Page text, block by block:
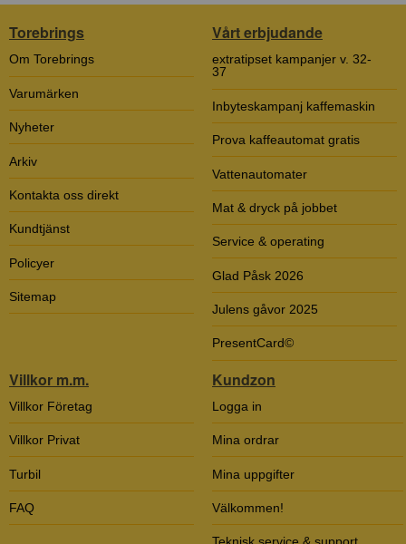
Torebrings
Om Torebrings
Varumärken
Nyheter
Arkiv
Kontakta oss direkt
Kundtjänst
Policyer
Sitemap
Vårt erbjudande
extratipset kampanjer v. 32-
37
Inbyteskampanj kaffemaskin
Prova kaffeautomat gratis
Vattenautomater
Mat & dryck på jobbet
Service & operating
Glad Påsk 2026
Julens gåvor 2025
PresentCard©
Villkor m.m.
Villkor Företag
Villkor Privat
Turbil
FAQ
Kundzon
Logga in
Mina ordrar
Mina uppgifter
Välkommen!